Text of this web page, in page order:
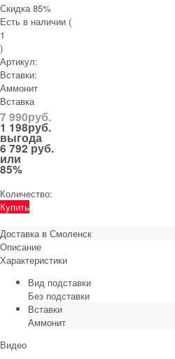
Скидка 85%
Есть в наличии (
1
)
Артикул:
Вставки:
Аммонит
Вставка
7 990руб.
1 198руб.
выгода
6 792 руб.
или
85%
Количество:
Купить
Доставка в Смоленск
Описание
Характеристики
Вид подставки
Без подставки
Вставки
Аммонит
Видео